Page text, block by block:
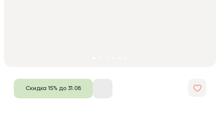
Скидка 15% до 31.08